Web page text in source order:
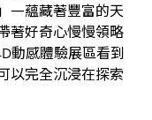
—蘊藏著豐富的天
著好奇心慢慢領略
動感體驗展區看到
以完全沉浸在探索